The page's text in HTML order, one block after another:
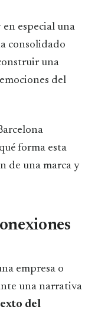
especial una
consolidado
una
del
forma esta
de una marca y
empresa o
una narrativa
del